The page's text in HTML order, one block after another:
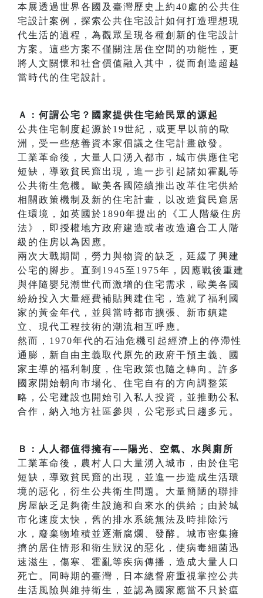
本展透過世界各國及臺灣歷史上約40處的公共住
宅設計案例，探索公共住宅設計如何打造理想現
代生活的過程，為觀眾呈現各種創新的住宅設計
方案。這些方案不僅關注居住空間的功能性，更
將人文關懷和社會價值融入其中，從而創造超越
當時代的住宅設計。
Ａ：何謂公宅？國家提供住宅給民眾的源起
公共住宅制度起源於19世紀，或更早以前的歐
洲，受一些慈善資本家倡議之住宅計畫啟發。
工業革命後，大量人口湧入都市，城市供應住宅
短缺，導致貧民窟出現，進一步引起諸如霍亂等
公共衛生危機。歐美各國陸續推出改革住宅供給
相關政策機制及新的住宅計畫，以改造貧民窟居
住環境，如英國於1890年提出的《工人階級住房
法》，即授權地方政府建造或者改造適合工人階
級的住房以為因應。
兩次大戰期間，勞力與物資的缺乏，延緩了興建
公宅的腳步。直到1945至1975年，因應戰後重建
與伴隨嬰兒潮世代而激增的住宅需求，歐美各國
紛紛投入大量經費補貼興建住宅，造就了福利國
家的黃金年代，並與當時都市擴張、新市鎮建
立、現代工程技術的潮流相互呼應。
然而，1970年代的石油危機引起經濟上的停滯性
通膨，新自由主義取代原先的政府干預主義、國
家主導的福利制度，住宅政策也隨之轉向。許多
國家開始朝向市場化、住宅自有的方向調整策
略，公宅建設也開始引入私人投資，並推動公私
合作，納入地方社區參與，公宅形式日趨多元。
Ｂ：人人都值得擁有──陽光、空氣、水與廁所
工業革命後，農村人口大量湧入城市，由於住宅
短缺，導致貧民窟的出現，並進一步造成生活環
境的惡化，衍生公共衛生問題。大量簡陋的聯排
房屋缺乏足夠衛生設施和自來水的供給；由於城
市化速度太快，舊的排水系統無法及時排除污
水，廢棄物堆積並逐漸腐爛、發酵。城市密集擁
擠的居住情形和衛生狀況的惡化，使病毒細菌迅
速滋生，傷寒、霍亂等疾病傳播，造成大量人口
死亡。同時期的臺灣，日本總督府重視掌控公共
生活風險與維持衛生，並認為國家應當不只於瘟